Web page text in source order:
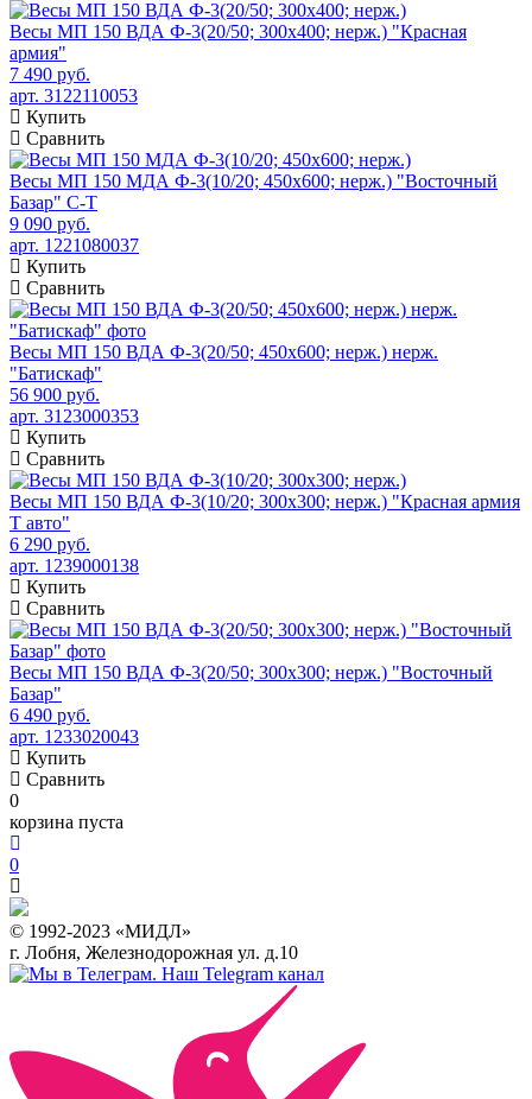
Весы МП 150 ВДА Ф-3(20/50; 300х400; нерж.) "Красная
армия"
7 490 руб.
арт. 3122110053
Купить
Сравнить
Весы МП 150 МДА Ф-3(10/20; 450х600; нерж.) "Восточный
Базар" С-Т
9 090 руб.
арт. 1221080037
Купить
Сравнить
Весы МП 150 ВДА Ф-3(20/50; 450х600; нерж.) нерж.
"Батискаф"
56 900 руб.
арт. 3123000353
Купить
Сравнить
Весы МП 150 ВДА Ф-3(10/20; 300х300; нерж.) "Красная армия
Т авто"
6 290 руб.
арт. 1239000138
Купить
Сравнить
Весы МП 150 ВДА Ф-3(20/50; 300х300; нерж.) "Восточный
Базар"
6 490 руб.
арт. 1233020043
Купить
Сравнить
0
корзина пуста
0
© 1992-2023 «МИДЛ»
г. Лобня, Железнодорожная ул. д.10
Наш Telegram канал